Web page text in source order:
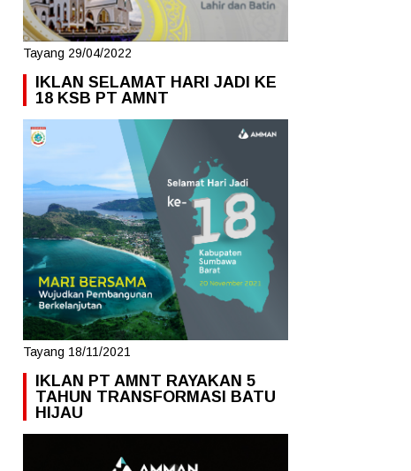
Tayang 29/04/2022
IKLAN SELAMAT HARI JADI KE
18 KSB PT AMNT
Tayang 18/11/2021
IKLAN PT AMNT RAYAKAN 5
TAHUN TRANSFORMASI BATU
HIJAU